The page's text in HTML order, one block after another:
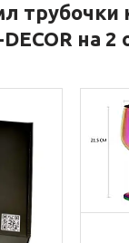
трубочки
на 2